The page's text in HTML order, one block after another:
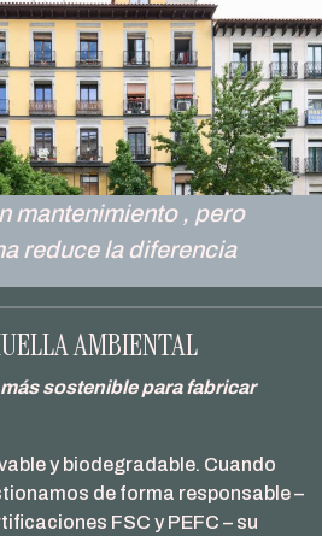
mantenimiento , pero
reduce la diferencia
AMBIENTAL
sostenible para fabricar
y biodegradable. Cuando
de forma responsable –
FSC y PEFC – su